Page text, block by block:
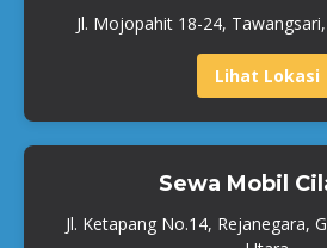
Jl. Mojopahit 18-24,
Lihat Lokasi
Sewa Mobil
Jl. Ketapang No.14, Rejanegara,